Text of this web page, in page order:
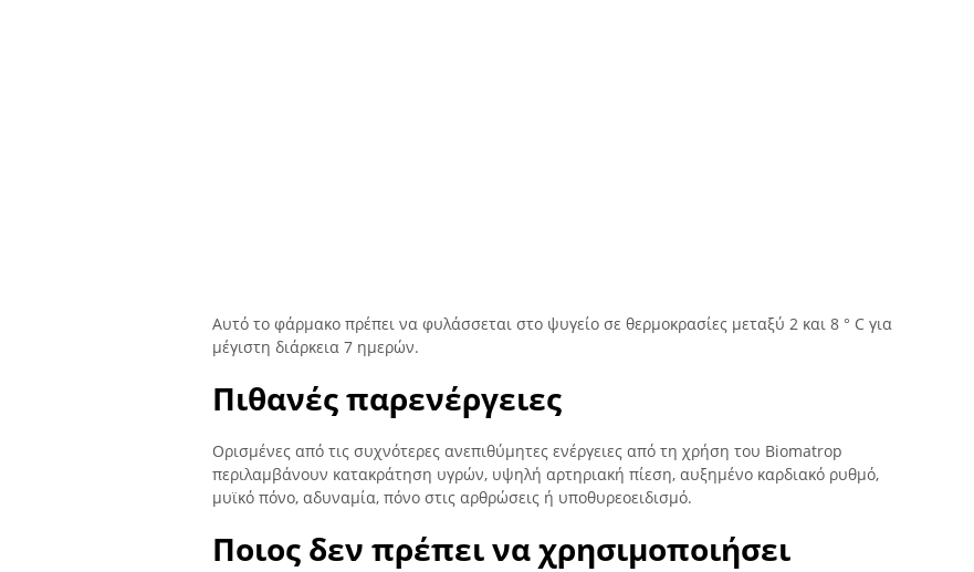
Αυτό το φάρμακο πρέπει να φυλάσσεται στο ψυγείο σε θερμοκρασίες μεταξύ 2 και 8 ° C για
μέγιστη διάρκεια 7 ημερών.
Πιθανές παρενέργειες
Ορισμένες από τις συχνότερες ανεπιθύμητες ενέργειες από τη χρήση του Biomatrop
περιλαμβάνουν κατακράτηση υγρών, υψηλή αρτηριακή πίεση, αυξημένο καρδιακό ρυθμό,
μυϊκό πόνο, αδυναμία, πόνο στις αρθρώσεις ή υποθυρεοειδισμό.
Ποιος δεν πρέπει να χρησιμοποιήσει